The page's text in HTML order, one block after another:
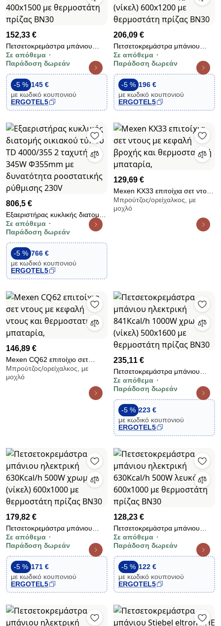
152,33 €
Πετσετοκρεμάστρα μπάνιου
ηλεκτρική 615Kcal/h 1000W
λευκή 400x1500 με θερμοστάτη
πρίζας BN30
Σε απόθεμα
Παράδοση δωρεάν
-5 % 145 €
με κωδικό κουπονιού
ERGOTEL5
206,09 €
Πετσετοκρεμάστρα μπάνιου
ηλεκτρική 645Kcal/h 1000W
χρωμέ (νίκελ) 600x1200 με
θερμοστάτη πρίζας BN30
Σε απόθεμα
Παράδοση δωρεάν
-5 % 196 €
με κωδικό κουπονιού
ERGOTEL5
806,5 €
Εξαεριστήρας κυκλικής διατομής
οικιακού τύπου TD 4000/355 2
ταχυτήτων 345W Φ355mm με
δυνατότητα ροοστατικής
ρύθμισης 230V
Σε απόθεμα
Παράδοση δωρεάν
-5 % 766 €
με κωδικό κουπονιού
ERGOTEL5
129,69 €
Mexen KX33 επιτοίχια σετ ντους
με κεφαλή βροχής και
θερμοστατική μπαταρία,
Μπρούτζος/ορείχαλκος, με
μοχλό
146,89 €
Mexen CQ62 επιτοίχιο σετ
ντους με κεφαλή ντους και
θερμοστατική μπαταρία,
Μπρούτζος/ορείχαλκος, με
μοχλό
235,11 €
Πετσετοκρεμάστρα μπάνιου
ηλεκτρική 841Kcal/h 1000W
χρωμέ (νίκελ) 500x1600 με
θερμοστάτη πρίζας BN30
Σε απόθεμα
Παράδοση δωρεάν
-5 % 223 €
με κωδικό κουπονιού
ERGOTEL5
179,82 €
Πετσετοκρεμάστρα μπάνιου
ηλεκτρική 630Kcal/h 500W
χρωμέ (νίκελ) 600x1000 με
θερμοστάτη πρίζας BN30
Σε απόθεμα
Παράδοση δωρεάν
-5 % 171 €
με κωδικό κουπονιού
ERGOTEL5
128,23 €
Πετσετοκρεμάστρα μπάνιου
ηλεκτρική 630Kcal/h 500W
λευκό 600x1000 με θερμοστάτη
πρίζας BN30
Σε απόθεμα
Παράδοση δωρεάν
-5 % 122 €
με κωδικό κουπονιού
ERGOTEL5